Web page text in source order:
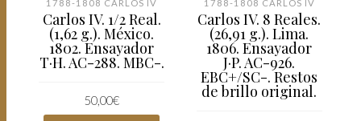
1788-1808 CARLOS IV
Carlos IV. 1/2 Real.
(1,62 g.). México.
1802. Ensayador
T·H. AC-288. MBC-.
50,00€
1788-1808 CARLOS IV
Carlos IV. 8 Reales.
(26,91 g.). Lima.
1806. Ensayador
J·P. AC-926.
EBC+/SC-. Restos
de brillo original.